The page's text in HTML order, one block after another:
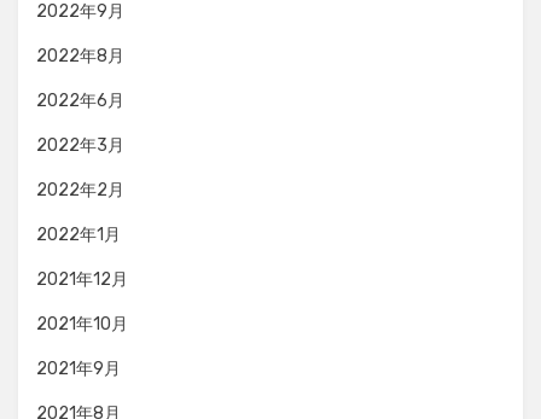
2022年9月
2022年8月
2022年6月
2022年3月
2022年2月
2022年1月
2021年12月
2021年10月
2021年9月
2021年8月